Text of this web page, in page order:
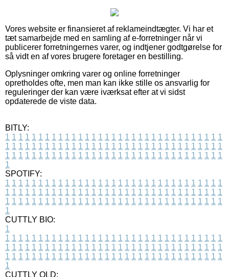
Vores website er finansieret af reklameindtægter. Vi har et
tæt samarbejde med en samling af e-forretninger når vi
publicerer forretningernes varer, og indtjener godtgørelse for
så vidt en af vores brugere foretager en bestilling.
Oplysninger omkring varer og online forretninger
opretholdes ofte, men man kan ikke stille os ansvarlig for
reguleringer der kan være iværksat efter at vi sidst
opdaterede de viste data.
BITLY:
1 1 1 1 1 1 1 1 1 1 1 1 1 1 1 1 1 1 1 1 1 1 1 1 1 1 1 1 1 1 1 1 1
1 1 1 1 1 1 1 1 1 1 1 1 1 1 1 1 1 1 1 1 1 1 1 1 1 1 1 1 1 1 1 1 1
1 1 1 1 1 1 1 1 1 1 1 1 1 1 1 1 1 1 1 1 1 1 1 1 1 1 1 1 1 1 1 1 1
1
SPOTIFY:
1 1 1 1 1 1 1 1 1 1 1 1 1 1 1 1 1 1 1 1 1 1 1 1 1 1 1 1 1 1 1 1 1
1 1 1 1 1 1 1 1 1 1 1 1 1 1 1 1 1 1 1 1 1 1 1 1 1 1 1 1 1 1 1 1 1
1 1 1 1 1 1 1 1 1 1 1 1 1 1 1 1 1 1 1 1 1 1 1 1 1 1 1 1 1 1 1 1 1
1
CUTTLY BIO:
1
1 1 1 1 1 1 1 1 1 1 1 1 1 1 1 1 1 1 1 1 1 1 1 1 1 1 1 1 1 1 1 1 1
1 1 1 1 1 1 1 1 1 1 1 1 1 1 1 1 1 1 1 1 1 1 1 1 1 1 1 1 1 1 1 1 1
1 1 1 1 1 1 1 1 1 1 1 1 1 1 1 1 1 1 1 1 1 1 1 1 1 1 1 1 1 1 1 1 1
1
CUTTLY OLD: